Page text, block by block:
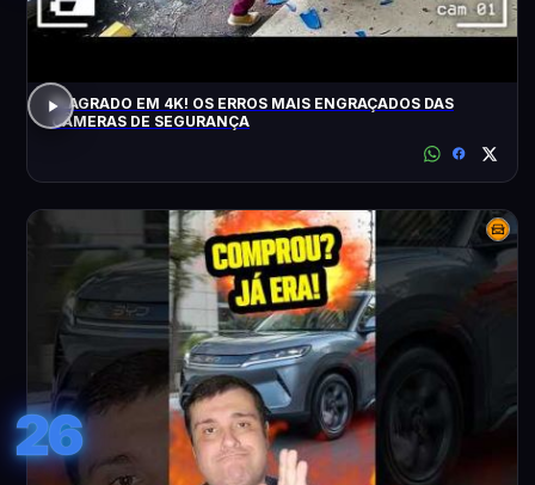
FLAGRADO EM 4K! OS ERROS MAIS ENGRAÇADOS DAS
CÂMERAS DE SEGURANÇA
26